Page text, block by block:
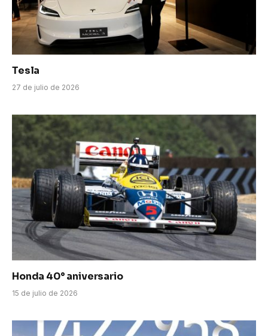
Tesla
27 de julio de 2026
Honda 40° aniversario
15 de julio de 2026